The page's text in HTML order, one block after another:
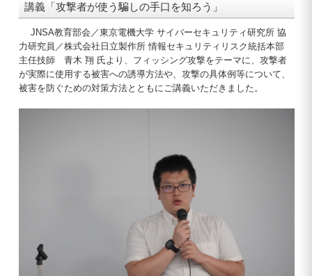
講義「攻撃者が使う騙しの手口を知ろう」
JNSA教育部会／東京電機大学 サイバーセキュリティ研究所 協
力研究員／株式会社日立製作所 情報セキュリティリスク統括本部
主任技師 青木 翔 氏より、フィッシング攻撃をテーマに、攻撃者
が実際に使用する被害への誘導方法や、攻撃の具体例等について、
被害を防ぐための対策方法とともにご講義いただきました。